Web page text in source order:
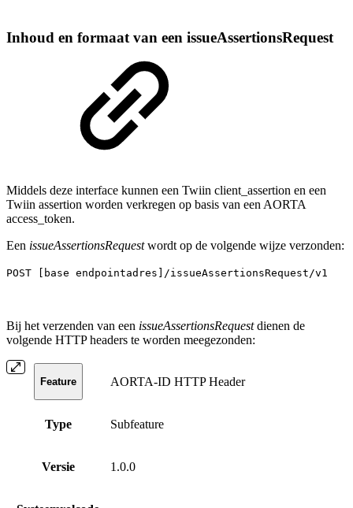
Inhoud en formaat van een issueAssertionsRequest
Middels deze interface kunnen een Twiin client_assertion en een
Twiin assertion worden verkregen op basis van een AORTA
access_token.
Een issueAssertionsRequestwordt op de volgende wijze verzonden:
POST [base endpointadres]/issueAssertionsRequest/v1
Bij het verzenden van een issueAssertionsRequestdienen de
volgende HTTP headers te worden meegezonden:
Feature AORTA-ID HTTP Header
Type Subfeature
Versie 1.0.0